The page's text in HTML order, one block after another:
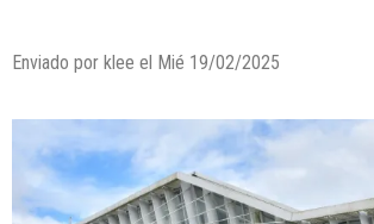
Enviado por klee el Mié 19/02/2025